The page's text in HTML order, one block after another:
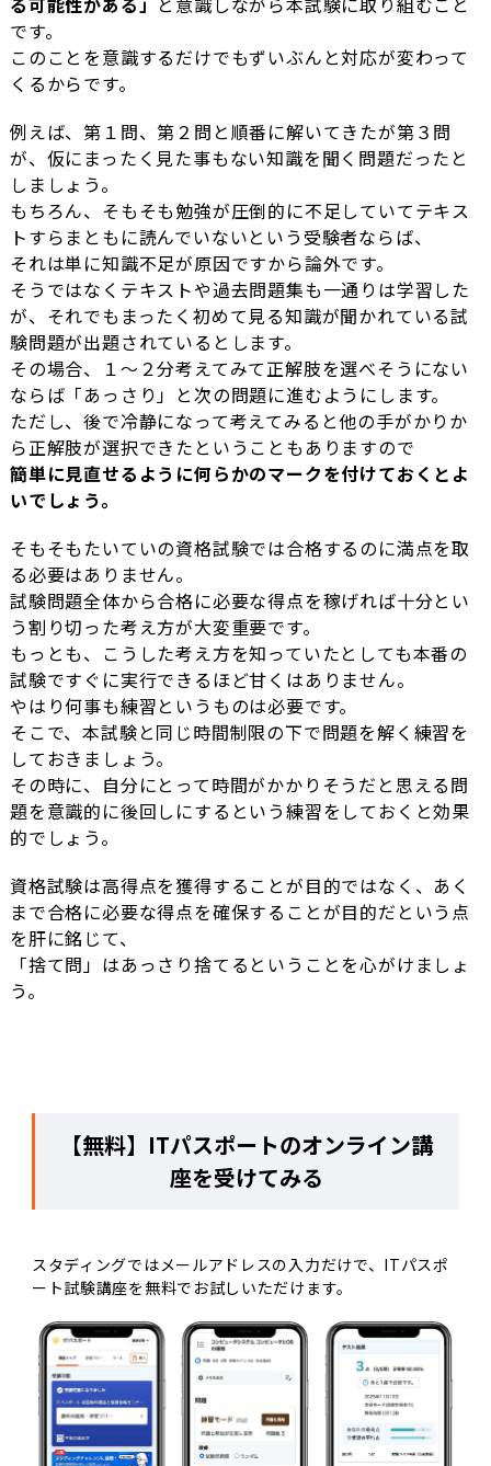
です。
このことを意識するだけでもずいぶんと対応が変わって
くるからです。
例えば、第１問、第２問と順番に解いてきたが第３問
が、仮にまったく見た事もない知識を聞く問題だったと
しましょう。
もちろん、そもそも勉強が圧倒的に不足していてテキス
トすらまともに読んでいないという受験者ならば、
それは単に知識不足が原因ですから論外です。
そうではなくテキストや過去問題集も一通りは学習した
が、それでもまったく初めて見る知識が聞かれている試
験問題が出題されているとします。
その場合、１〜２分考えてみて正解肢を選べそうにない
ならば「あっさり」と次の問題に進むようにします。
ただし、後で冷静になって考えてみると他の手がかりか
ら正解肢が選択できたということもありますので
簡単に見直せるように何らかのマークを付けておくとよ
いでしょう。
そもそもたいていの資格試験では合格するのに満点を取
る必要はありません。
試験問題全体から合格に必要な得点を稼げれば十分とい
う割り切った考え方が大変重要です。
もっとも、こうした考え方を知っていたとしても本番の
試験ですぐに実行できるほど甘くはありません。
やはり何事も練習というものは必要です。
そこで、本試験と同じ時間制限の下で問題を解く練習を
しておきましょう。
その時に、自分にとって時間がかかりそうだと思える問
題を意識的に後回しにするという練習をしておくと効果
的でしょう。
資格試験は高得点を獲得することが目的ではなく、あく
まで合格に必要な得点を確保することが目的だという点
を肝に銘じて、
「捨て問」はあっさり捨てるということを心がけましょ
う。
【無料】ITパスポートのオンライン講
座を受けてみる
スタディングではメールアドレスの入力だけで、ITパスポ
ート試験講座を無料でお試しいただけます。